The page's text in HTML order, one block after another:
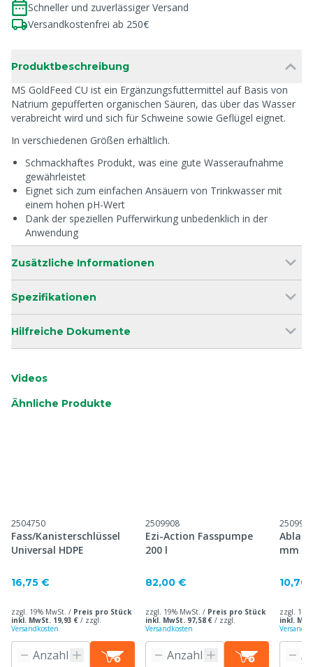
Schneller und zuverlässiger Versand
Versandkostenfrei ab 250€
Produktbeschreibung
MS GoldFeed CU ist ein Ergänzungsfuttermittel auf Basis von
Natrium gepufferten organischen Säuren, das über das Wasser
verabreicht wird und sich für Schweine sowie Geflügel eignet.
In verschiedenen Größen erhältlich.
Schmackhaftes Produkt, was eine gute Wasseraufnahme
gewährleistet
Eignet sich zum einfachen Ansäuern von Trinkwasser mit
einem hohen pH-Wert
Dank der speziellen Pufferwirkung unbedenklich in der
Anwendung
Zusätzliche Informationen
Spezifikationen
Hilfreiche Dokumente
Videos
Ähnliche Produkte
2504750
Fass/Kanisterschlüssel
Universal HDPE
16,75 €
zzgl. 19% MwSt. / Preis pro Stück
inkl. MwSt. 19,93 € / zzgl.
Versandkosten
2509908
Ezi-Action Fasspumpe
200 l
82,00 €
zzgl. 19% MwSt. / Preis pro Stück
inkl. MwSt. 97,58 € / zzgl.
Versandkosten
2509957
mm
10,70
zzgl.
inkl.